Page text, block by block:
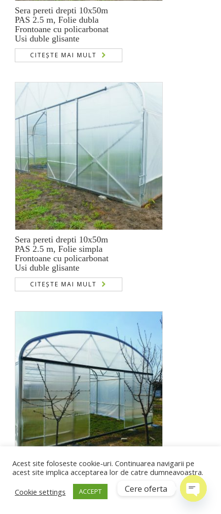
Sera pereti drepti 10x50m
PAS 2.5 m, Folie dubla
Frontoane cu policarbonat
Usi duble glisante
CITEȘTE MAI MULT
Sera pereti drepti 10x50m
PAS 2.5 m, Folie simpla
Frontoane cu policarbonat
Usi duble glisante
CITEȘTE MAI MULT
Sera pereti drepti 6×10 m
PAS 1.5 m,Folie dubla
Frontoane cu policarbonat
Usi duble glisante
Acest site foloseste cookie-uri. Continuarea navigarii pe
acest site implica acceptarea lor de catre dumneavoastra.
Cookie settings
ACCEPT Cere oferta